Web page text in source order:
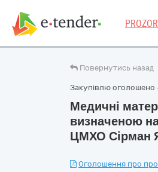
Повернутись назад
Закупівлю оголошено
Медичні
визначеною
ЦМХО Сірман
Оголошення про